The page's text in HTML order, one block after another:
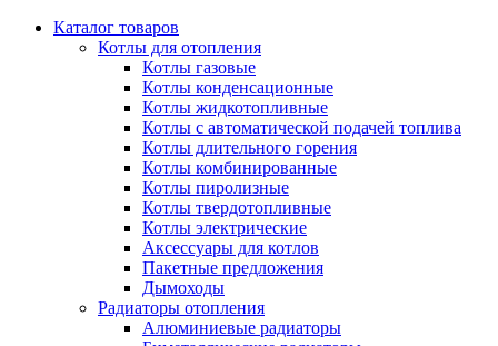
Каталог товаров
Котлы для отопления
Котлы газовые
Котлы конденсационные
Котлы жидкотопливные
Котлы с автоматической подачей топлива
Котлы длительного горения
Котлы комбинированные
Котлы пиролизные
Котлы твердотопливные
Котлы электрические
Аксессуары для котлов
Пакетные предложения
Дымоходы
Радиаторы отопления
Алюминиевые радиаторы